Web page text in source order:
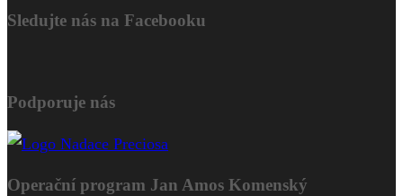
Sledujte nás na Facebooku
Podporuje nás
Operační program Jan Amos Komenský